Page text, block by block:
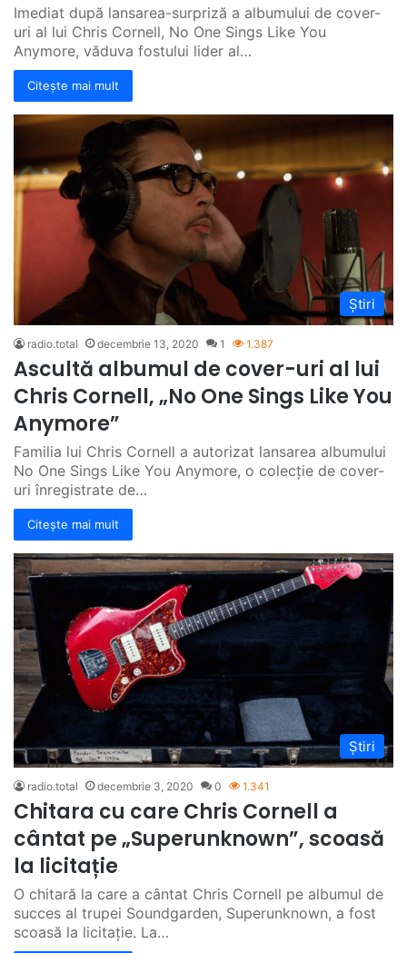
Imediat după lansarea-surpriză a albumului de cover-
uri al lui Chris Cornell, No One Sings Like You
Anymore, văduva fostului lider al…
Citește mai mult
Știri
radio.total decembrie 13, 2020 1 1.387
Ascultă albumul de cover-uri al lui
Chris Cornell, „No One Sings Like You
Anymore”
Familia lui Chris Cornell a autorizat lansarea albumului
No One Sings Like You Anymore, o colecție de cover-
uri înregistrate de…
Citește mai mult
Știri
radio.total decembrie 3, 2020 0 1.341
Chitara cu care Chris Cornell a
cântat pe „Superunknown”, scoasă
la licitație
O chitară la care a cântat Chris Cornell pe albumul de
succes al trupei Soundgarden, Superunknown, a fost
scoasă la licitație. La…